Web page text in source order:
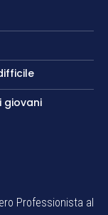
giovani
Professionista al